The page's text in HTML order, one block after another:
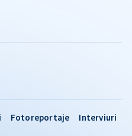
Fotoreportaje
Interviuri